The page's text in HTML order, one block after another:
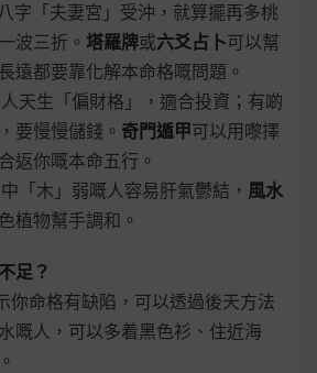
字「夫妻宮」受沖，就算擺再多桃
波三折。 塔羅牌或六爻占卜可以幫
遠都要靠化解本命格嘅問題。
人天生「偏財格」，適合投資；有啲
要慢慢儲錢。 奇門遁甲可以用嚟擇
返你嘅本命五行。
中「木」弱嘅人容易肝氣鬱結， 風水
植物幫手調和。
足？
你命格有缺陷，可以透過後天方法
嘅人，可以多着黑色衫、住近海